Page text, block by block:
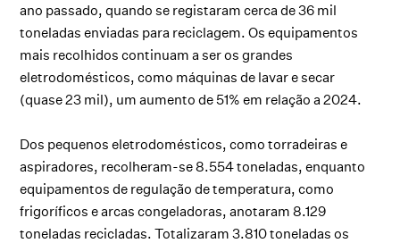
ano passado, quando se registaram cerca de 36 mil
toneladas enviadas para reciclagem. Os equipamentos
mais recolhidos continuam a ser os grandes
eletrodomésticos, como máquinas de lavar e secar
(quase 23 mil), um aumento de 51% em relação a 2024.
Dos pequenos eletrodomésticos, como torradeiras e
aspiradores, recolheram-se 8.554 toneladas, enquanto
equipamentos de regulação de temperatura, como
frigoríficos e arcas congeladoras, anotaram 8.129
toneladas recicladas. Totalizaram 3.810 toneladas os